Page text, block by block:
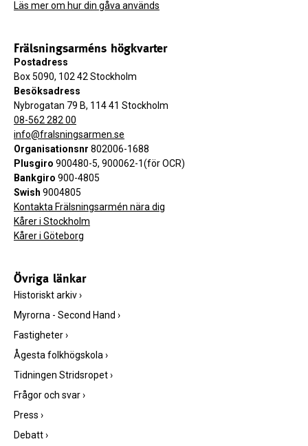
Läs mer om hur din gåva används
Frälsningsarméns högkvarter
Postadress
Box 5090, 102 42 Stockholm
Besöksadress
Nybrogatan 79 B, 114 41 Stockholm
08-562 282 00
info@fralsningsarmen.se
Organisationsnr 802006-1688
Plusgiro 900480-5, 900062-1(för OCR)
Bankgiro 900-4805
Swish 9004805
Kontakta Frälsningsarmén nära dig
Kårer i Stockholm
Kårer i Göteborg
Övriga länkar
Historiskt arkiv›
Myrorna - Second Hand ›
Fastigheter›
Ågesta folkhögskola›
Tidningen Stridsropet›
Frågor och svar›
Press ›
Debatt›